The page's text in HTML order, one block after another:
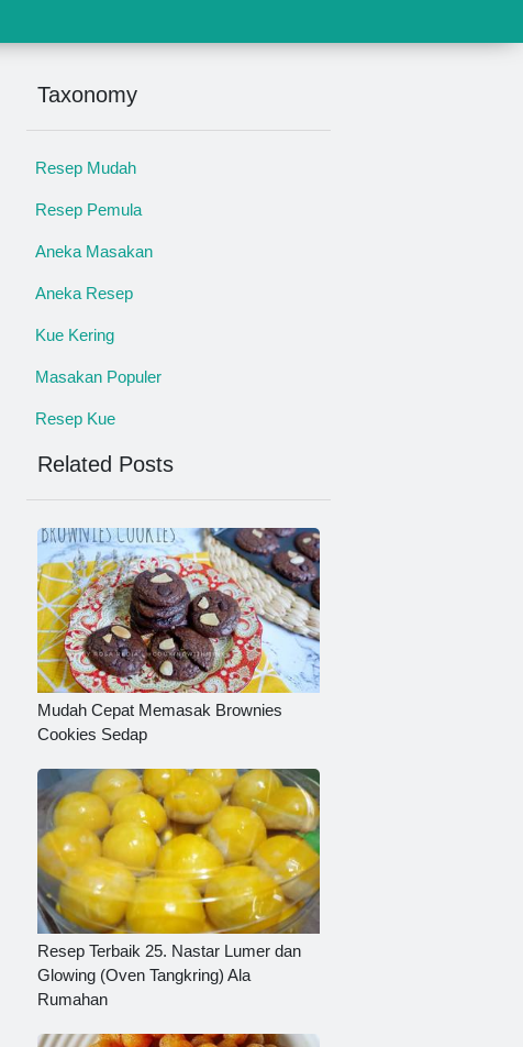
Taxonomy
Resep Mudah
Resep Pemula
Aneka Masakan
Aneka Resep
Kue Kering
Masakan Populer
Resep Kue
Related Posts
Mudah Cepat Memasak Brownies
Cookies Sedap
Resep Terbaik 25. Nastar Lumer dan
Glowing (Oven Tangkring) Ala
Rumahan